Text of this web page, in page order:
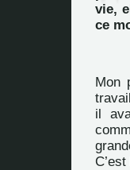
vie,
ce
Mon
il